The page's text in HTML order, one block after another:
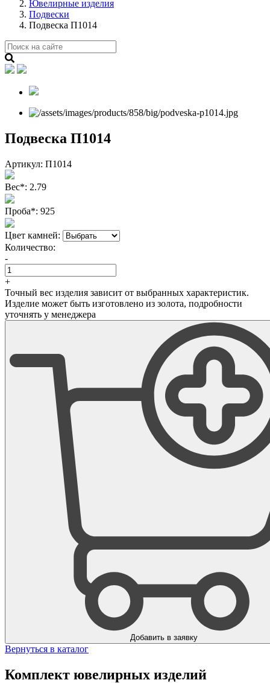
Ювелирные изделия
Подвески
Подвеска П1014
Подвеска П1014
Артикул: П1014
Вес*: 2.79
Проба*: 925
Цвет камней:
Количество:
-
+
Точный вес изделия зависит от выбранных характеристик.
Изделие может быть изготовлено из золота, подробности
уточнять у менеджера
Добавить в заявку
Вернуться в каталог
Комплект ювелирных изделий